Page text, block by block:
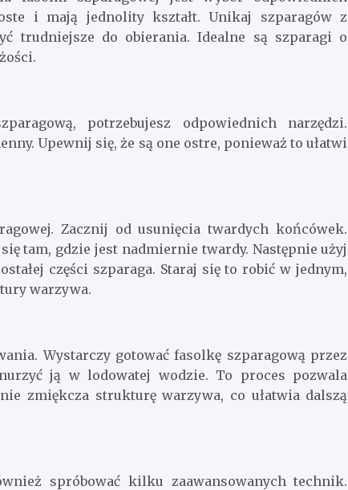
i mają jednolity kształt. Unikaj szparagów z
trudniejsze do obierania. Idealne są szparagi o
potrzebujesz odpowiednich narzędzi.
Upewnij się, że są one ostre, ponieważ to ułatwi
Zacznij od usunięcia twardych końcówek.
tam, gdzie jest nadmiernie twardy. Następnie użyj
części szparaga. Staraj się to robić w jednym,
warzywa.
Wystarczy gotować fasolkę szparagową przez
ją w lodowatej wodzie. To proces pozwala
zmiękcza strukturę warzywa, co ułatwia dalszą
spróbować kilku zaawansowanych technik.